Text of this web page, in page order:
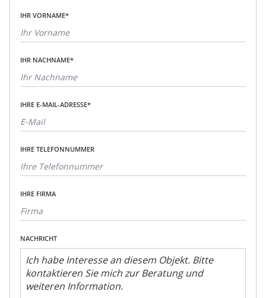
IHR VORNAME*
IHR NACHNAME*
IHRE E-MAIL-ADRESSE*
IHRE TELEFONNUMMER
IHRE FIRMA
NACHRICHT